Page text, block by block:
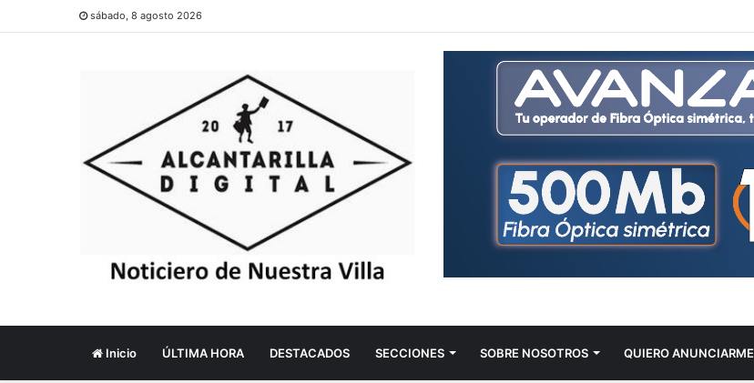
sábado, 8 agosto 2026
Inicio ÚLTIMA HORA DESTACADOS SECCIONES SOBRE NOSOTROS QUIERO ANUNCIARME